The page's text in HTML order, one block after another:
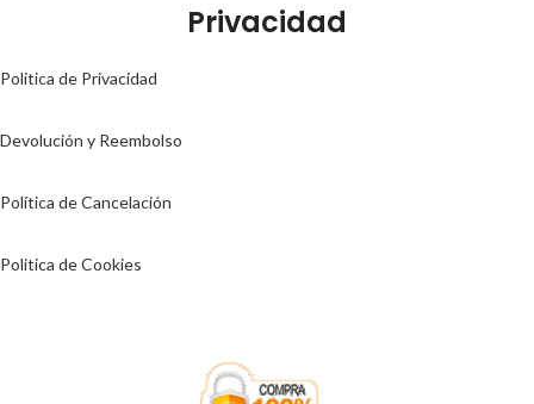
Privacidad
Politica de Privacidad
Devolución y Reembolso
Política de Cancelación
Politica de Cookies